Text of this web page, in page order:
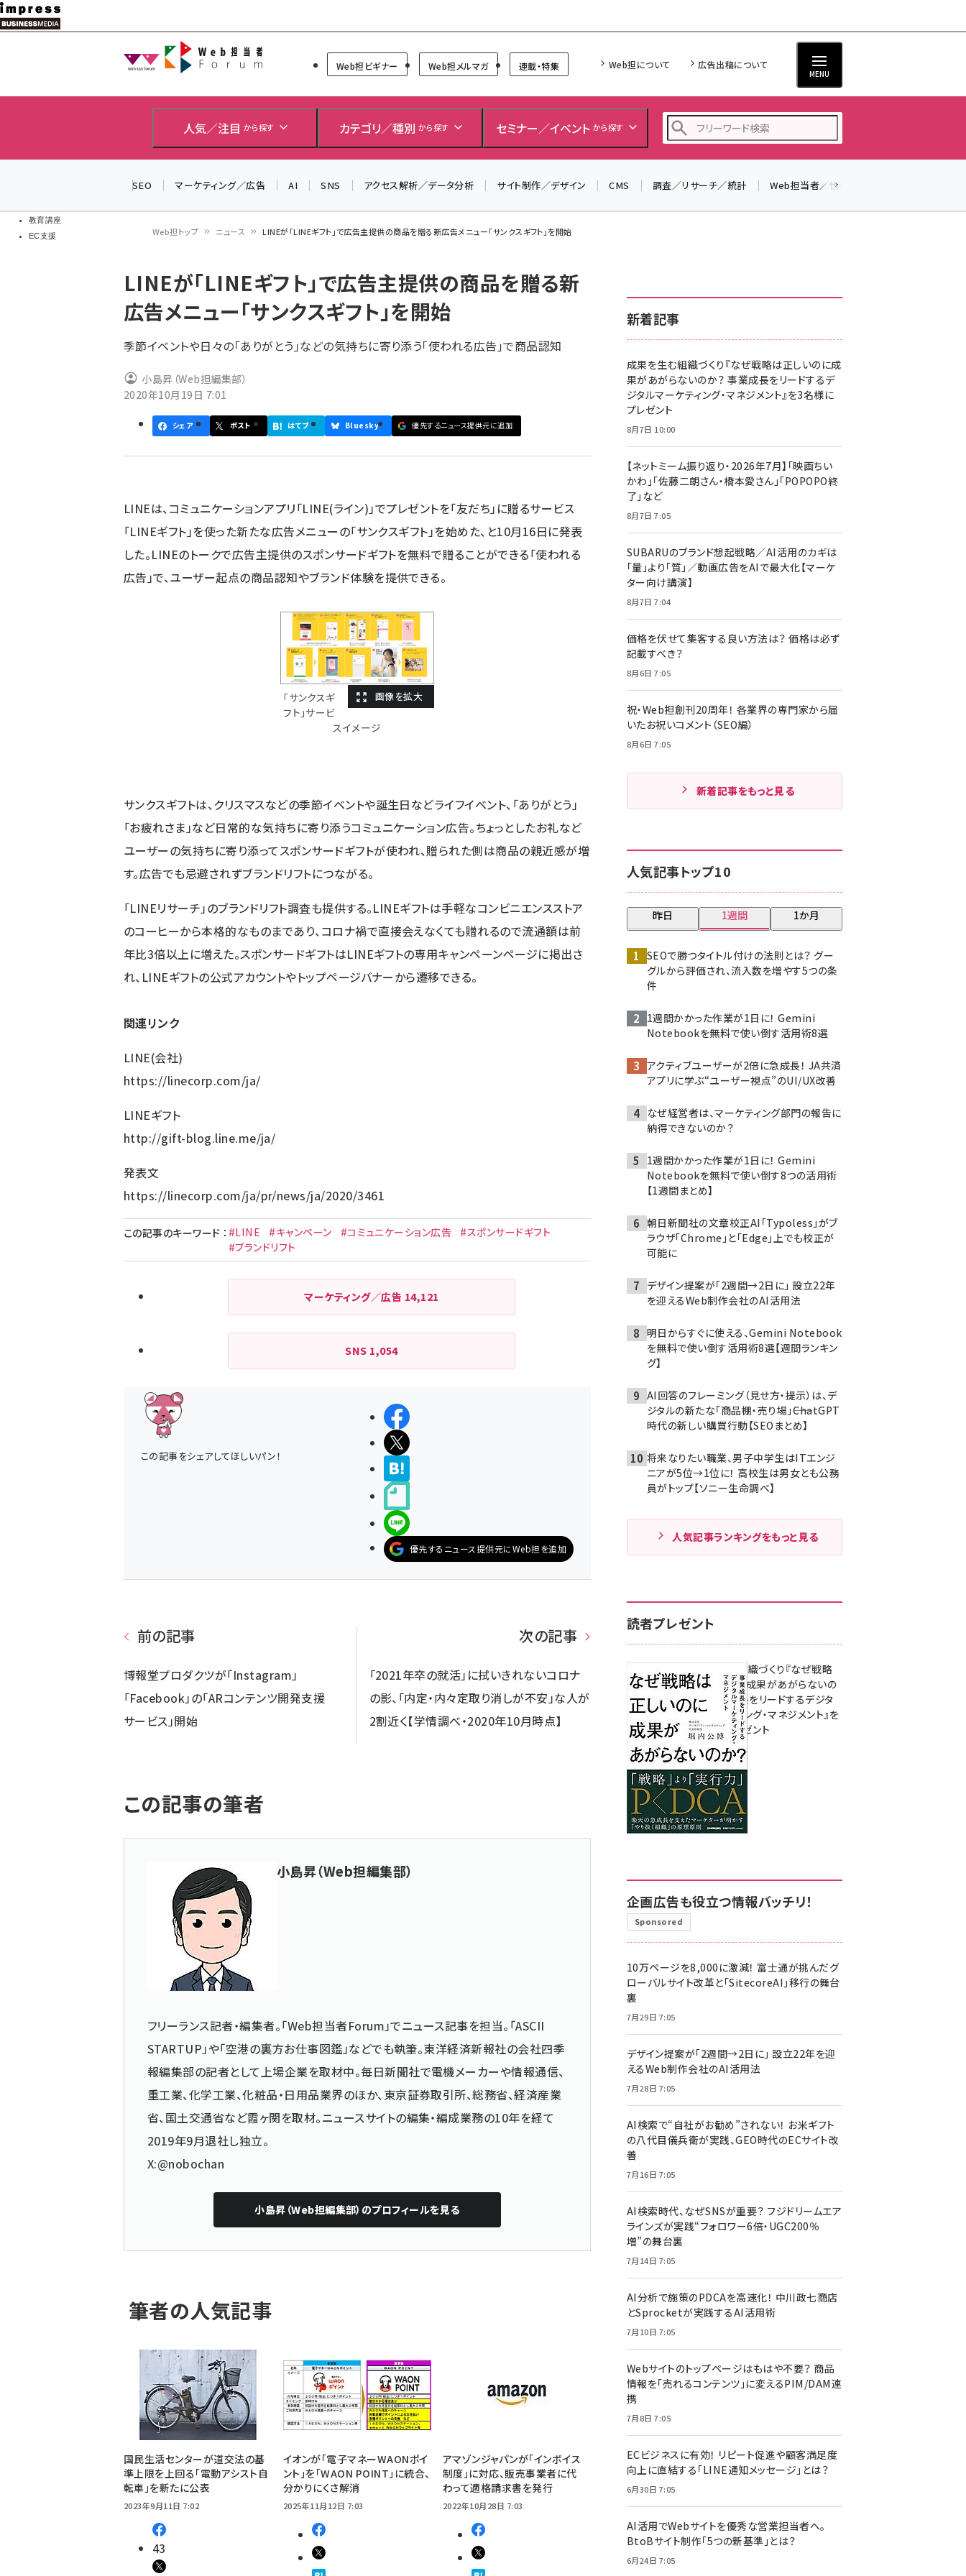
メ
イ
教育講座
EC支援
Web担当者Forum
Web担ビギナー Web担メルマガ 連載・特集 Web担について 広告出稿について
MENU
人気／注目 から探す カテゴリ／種別 から探す セミナー／イベント から探す
z世代 (1623)
meo (1277)
llmo (1166)
SEO マーケティング／広告 AI SNS アクセス解析／データ分析 サイト制作／デザイン CMS 調査／リサーチ／統計 Web担当者／仕事
ン
く
ず
Web担トップ ニュース LINEが「LINEギフト」で広告主提供の商品を贈る新広告メニュー「サンクスギフト」を開始
LINEが「LINEギフト」で広告主提供の商品を贈る新
広告メニュー「サンクスギフト」を開始
季節イベントや日々の「ありがとう」などの気持ちに寄り添う「使われる広告」で商品認知
小島昇（Web担編集部）
2020年10月19日 7:01
シェア ポスト はてブ Bluesky 優先するニュース提供元に追加
LINEは、コミュニケーションアプリ「LINE(ライン)」でプレゼントを「友だち」に贈るサービス
「LINEギフト」を使った新たな広告メニューの「サンクスギフト」を始めた、と10月16日に発表
した。LINEのトークで広告主提供のスポンサードギフトを無料で贈ることができる「使われる
広告」で、ユーザー起点の商品認知やブランド体験を提供できる。
「サンクスギ
フト」サービ
スイメージ
サンクスギフトは、クリスマスなどの季節イベントや誕生日などライフイベント、「ありがとう」
「お疲れさま」など日常的な気持ちに寄り添うコミュニケーション広告。ちょっとしたお礼など
ユーザーの気持ちに寄り添ってスポンサードギフトが使われ、贈られた側は商品の親近感が増
す。広告でも忌避されずブランドリフトにつながる。
「LINEリサーチ」のブランドリフト調査も提供する。LINEギフトは手軽なコンビニエンスストア
のコーヒーから本格的なものまであり、コロナ禍で直接会えなくても贈れるので流通額は前
年比3倍以上に増えた。スポンサードギフトはLINEギフトの専用キャンペーンページに掲出さ
れ、LINEギフトの公式アカウントやトップページバナーから遷移できる。
関連リンク
LINE(会社)
https://linecorp.com/ja/
LINEギフト
http://gift-blog.line.me/ja/
発表文
https://linecorp.com/ja/pr/news/ja/2020/3461
この記事のキーワード ： #LINE #キャンペーン #コミュニケーション広告
#スポンサードギフト
#ブランドリフト
マーケティング／広告 14,121
SNS 1,054
この記事をシェアしてほしいパン！
シェアする
ポストする
LINEで送る
優先するニュース提供元にWeb担を追加
前の記事
博報堂プロダクツが「Instagram」
「Facebook」の「ARコンテンツ開発支援
サービス」開始
次の記事
「2021年卒の就活」に拭いきれないコロナ
の影、「内定・内々定取り消しが不安」な人が
2割近く【学情調べ・2020年10月時点】
この記事の筆者
小島昇（Web担編集部）
フリーランス記者・編集者。「Web担当者Forum」でニュース記事を担当。「ASCII
STARTUP」や「空港の裏方お仕事図鑑」などでも執筆。東洋経済新報社の会社四季
報編集部の記者として上場企業を取材中。毎日新聞社で電機メーカーや情報通信、
重工業、化学工業、化粧品・日用品業界のほか、東京証券取引所、総務省、経済産業
省、国土交通省など霞ヶ関を取材。ニュースサイトの編集・編成業務の10年を経て
2019年9月退社し独立。
X:@nobochan
小島昇（Web担編集部） のプロフィールを見る
筆者の人気記事
国民生活センターが道交法の基
準上限を上回る「電動アシスト自
転車」を新たに公表
2023年9月11日 7:02
43
イオンが「電子マネーWAONポイ
ント」を「WAON POINT」に統合、
分かりにくさ解消
2025年11月12日 7:03
アマゾンジャパンが「インボイス
制度」に対応、販売事業者に代
わって適格請求書を発行
2022年10月28日 7:03
新着記事
成果を生む組織づくり『なぜ戦略は正しいのに成
果があがらないのか？ 事業成長をリードするデ
ジタルマーケティング・マネジメント』を3名様に
プレゼント
8月7日 10:00
【ネットミーム振り返り・2026年7月】「映画ちい
かわ」「佐藤二朗さん・橋本愛さん」「POPOPO終
了」など
8月7日 7:05
SUBARUのブランド想起戦略／AI活用のカギは
「量」より「質」／動画広告をAIで最大化【マーケ
ター向け講演】
8月7日 7:04
価格を伏せて集客する良い方法は？ 価格は必ず
記載すべき？
8月6日 7:05
祝・Web担創刊20周年！ 各業界の専門家から届
いたお祝いコメント（SEO編）
8月6日 7:05
新着記事をもっと見る
人気記事トップ10
昨日 1週間 1か月
SEOで勝つタイトル付けの法則とは？ グー
グルから評価され、流入数を増やす5つの条
件
1週間かかった作業が1日に！ Gemini
Notebookを無料で使い倒す活用術8選
アクティブユーザーが2倍に急成長！ JA共済
アプリに学ぶ“ユーザー視点”のUI/UX改善
なぜ経営者は、マーケティング部門の報告に
納得できないのか？
1週間かかった作業が1日に！ Gemini
Notebookを無料で使い倒す8つの活用術
【1週間まとめ】
朝日新聞社の文章校正AI「Typoless」がブ
ラウザ「Chrome」と「Edge」上でも校正が
可能に
デザイン提案が「2週間→2日に」 設立22年
を迎えるWeb制作会社のAI活用法
明日からすぐに使える、Gemini Notebook
を無料で使い倒す活用術8選【週間ランキン
グ】
AI回答のフレーミング（見せ方・提示）は、デ
ジタルの新たな「商品棚・売り場」――ChatGPT
時代の新しい購買行動【SEOまとめ】
将来なりたい職業、男子中学生はITエンジ
ニアが5位→1位に！ 高校生は男女とも公務
員がトップ【ソニー生命調べ】
人気記事ランキングをもっと見る
読者プレゼント
成果を生む組織づくり『なぜ戦略
は正しいのに成果があがらないの
か？ 事業成長をリードするデジタ
ルマーケティング・マネジメント』を
3名様にプレゼント
8月7日 10:00
企画広告も役立つ情報バッチリ！
Sponsored
10万ページを8,000に激減！ 富士通が挑んだグ
ローバルサイト改革と「SitecoreAI」移行の舞台
裏
7月29日 7:05
デザイン提案が「2週間→2日に」 設立22年を迎
えるWeb制作会社のAI活用法
7月28日 7:05
AI検索で“自社がお勧め”されない！ お米ギフト
の八代目儀兵衛が実践、GEO時代のECサイト改
善
7月16日 7:05
AI検索時代、なぜSNSが重要？ フジドリームエア
ラインズが実践“フォロワー6倍・UGC200％
増”の舞台裏
7月14日 7:05
AI分析で施策のPDCAを高速化！ 中川政七商店
とSprocketが実践するAI活用術
7月10日 7:05
Webサイトのトップページはもはや不要？ 商品
情報を「売れるコンテンツ」に変えるPIM/DAM連
携
7月8日 7:05
ECビジネスに有効！ リピート促進や顧客満足度
向上に直結する「LINE通知メッセージ」とは？
6月30日 7:05
AI活用でWebサイトを優秀な営業担当者へ。
BtoBサイト制作「5つの新基準」とは？
6月24日 7:05